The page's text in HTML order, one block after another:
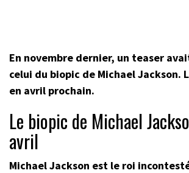
En novembre dernier, un teaser
celui du biopic de Michael Jackson.
en avril prochain.
Le biopic de Michael
avril
Michael Jackson est le roi